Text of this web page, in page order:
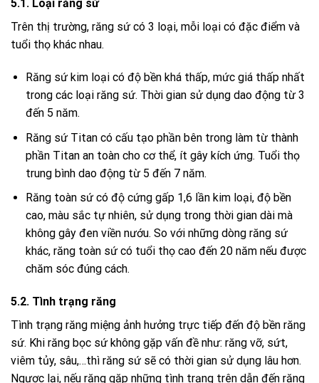
5.1. Loại răng sứ
Trên thị trường, răng sứ có 3 loại, mỗi loại có đặc điểm và
tuổi thọ khác nhau.
Răng sứ kim loại có độ bền khá thấp, mức giá thấp nhất
trong các loại răng sứ. Thời gian sử dụng dao động từ 3
đến 5 năm.
Răng sứ Titan có cấu tạo phần bên trong làm từ thành
phần Titan an toàn cho cơ thể, ít gây kích ứng. Tuổi thọ
trung bình dao động từ 5 đến 7 năm.
Răng toàn sứ có độ cứng gấp 1,6 lần kim loại, độ bền
cao, màu sắc tự nhiên, sử dụng trong thời gian dài mà
không gây đen viền nướu. So với những dòng răng sứ
khác, răng toàn sứ có tuổi thọ cao đến 20 năm nếu được
chăm sóc đúng cách.
5.2. Tình trạng răng
Tình trạng răng miệng ảnh hưởng trực tiếp đến độ bền răng
sứ. Khi răng bọc sứ không gặp vấn đề như: răng vỡ, sứt,
viêm tủy, sâu,…thì răng sứ sẽ có thời gian sử dụng lâu hơn.
Ngược lại, nếu răng gặp những tình trạng trên dẫn đến răng